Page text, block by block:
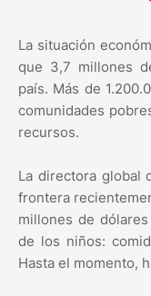
La situación
que 3,7 millones
país. Más de
comunidades
recursos.
La directora global
frontera
millones de
de los niños:
Hasta el momento,